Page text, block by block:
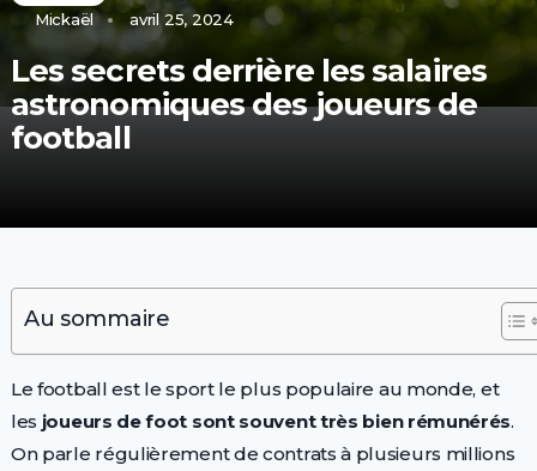
Mickaël
avril 25, 2024
Les secrets derrière les salaires
astronomiques des joueurs de
football
Au sommaire
Le football est le sport le plus populaire au monde, et
les joueurs de foot sont souvent très bien rémunérés.
On parle régulièrement de contrats à plusieurs millions